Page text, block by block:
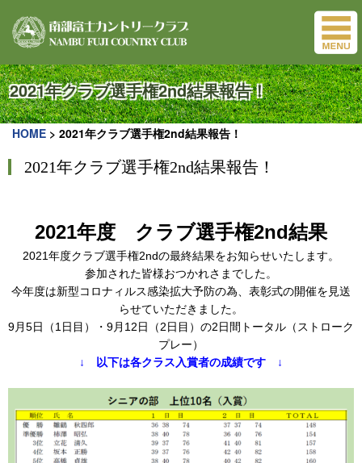
2021年クラブ選手権2nd結果報告！
HOME > 2021年クラブ選手権2nd結果報告！
2021年クラブ選手権2nd結果報告！
2021年度 クラブ選手権2nd結果
2021年度クラブ選手権2ndの最終結果をお知らせいたします。
参加された皆様おつかれさまでした。
今年度は新型コロナィルス感染拡大予防の為、表彰式の開催を見送
らせていただきました。
9月5日（1日目）・9月12日（2日目）の2日間トータル（ストローク
プレー）
↓ 以下は各クラス入賞者の成績です ↓